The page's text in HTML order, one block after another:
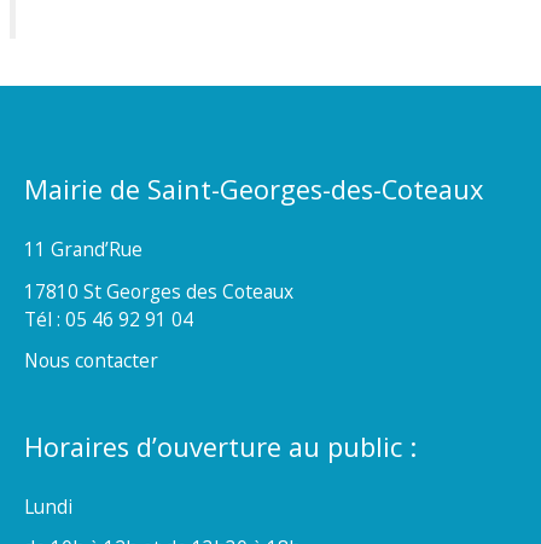
Mairie de Saint-Georges-des-Coteaux
11 Grand’Rue
17810 St Georges des Coteaux
Tél : 05 46 92 91 04
Nous contacter
Horaires d’ouverture au public :
Lundi